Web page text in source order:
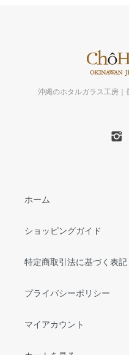
沖縄のホタルガラス工房
ホーム
ショッピングガイド
特定商取引法に基づく表記
プライバシーポリシー
マイアカウント